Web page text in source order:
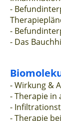
-
-
- Das
- Wirkung &
- Therapie in
-
- Therapie